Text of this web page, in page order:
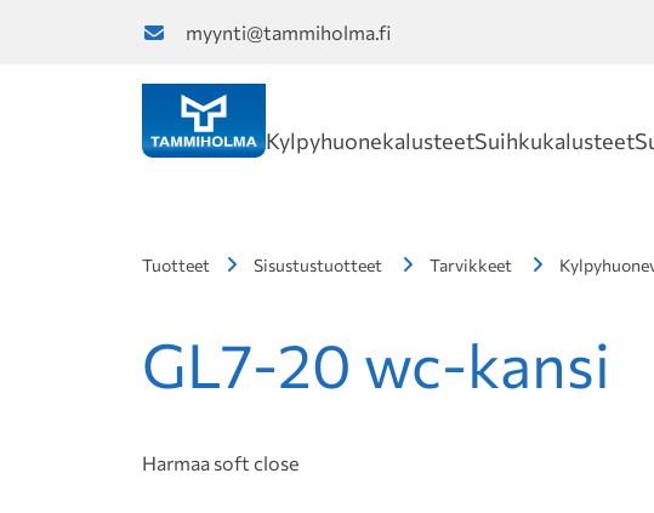
myynti@tammiholma.fi
KylpyhuonekalusteetSuihkukalusteet
Tuotteet Sisustustuotteet Tarvikkeet
GL7-20 wc-kansi
Harmaa soft close